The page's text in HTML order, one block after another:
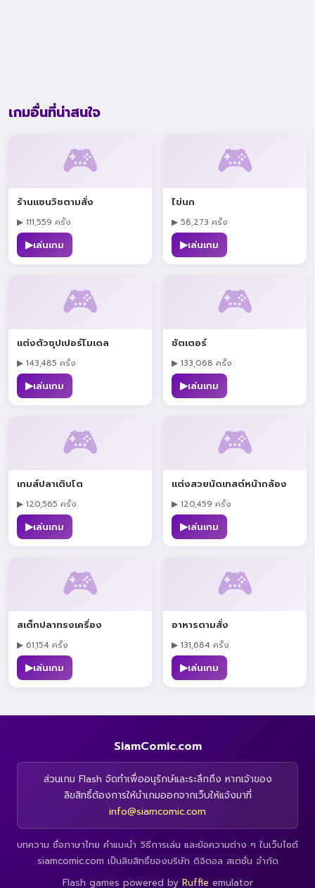
เกมอื่นที่น่าสนใจ
🎮
ร้านแซนวิชตามสั่ง
▶ 111,559 ครั้ง
▶เล่นเกม
🎮
ไข่นก
▶ 58,273 ครั้ง
▶เล่นเกม
🎮
แต่งตัวซุปเปอร์โมเดล
▶ 143,485 ครั้ง
▶เล่นเกม
🎮
ชัตเตอร์
▶ 133,068 ครั้ง
▶เล่นเกม
🎮
เกมส์ปลาเติบโต
▶ 120,565 ครั้ง
▶เล่นเกม
🎮
แต่งสวยนัดเทสต์หน้ากล้อง
▶ 120,459 ครั้ง
▶เล่นเกม
🎮
สเต็กปลาทรงเครื่อง
▶ 61,154 ครั้ง
▶เล่นเกม
🎮
อาหารตามสั่ง
▶ 131,684 ครั้ง
▶เล่นเกม
SiamComic.com
ส่วนเกม Flash จัดทำเพื่ออนุรักษ์และระลึกถึง หากเจ้าของ
ลิขสิทธิ์ต้องการให้นำเกมออกจากเว็บให้แจ้งมาที่
info@siamcomic.com
บทความ ชื่อภาษาไทย คำแนะนำ วิธีการเล่น และข้อความต่าง ๆ ในเว็บไซต์
siamcomic.com เป็นลิขสิทธิ์ของบริษัท ดิจิตอล สเตชั่น จำกัด
Flash games powered by Ruffle emulator